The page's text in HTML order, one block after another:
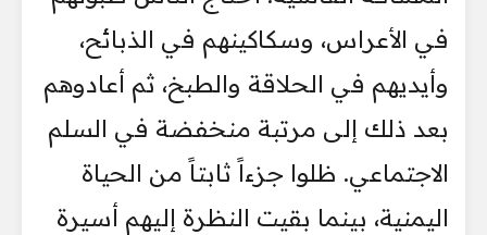
في الأعراس، وسكاكينهم في الذبائح،
وأيديهم في الحلاقة والطبخ، ثم أعادوهم
بعد ذلك إلى مرتبة منخفضة في السلم
الاجتماعي. ظلوا جزءاً ثابتاً من الحياة
اليمنية، بينما بقيت النظرة إليهم أسيرة